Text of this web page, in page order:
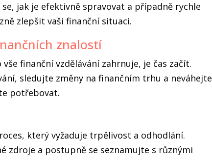
jak je efektivně spravovat a případně rychle
zlepšit vaši finanční situaci.
znalostí
finanční vzdělávání zahrnuje, je čas začít.
sledujte změny na finančním trhu a neváhejte
potřebovat.
který vyžaduje trpělivost a odhodlání.
zdroje a postupně se seznamujte s různými